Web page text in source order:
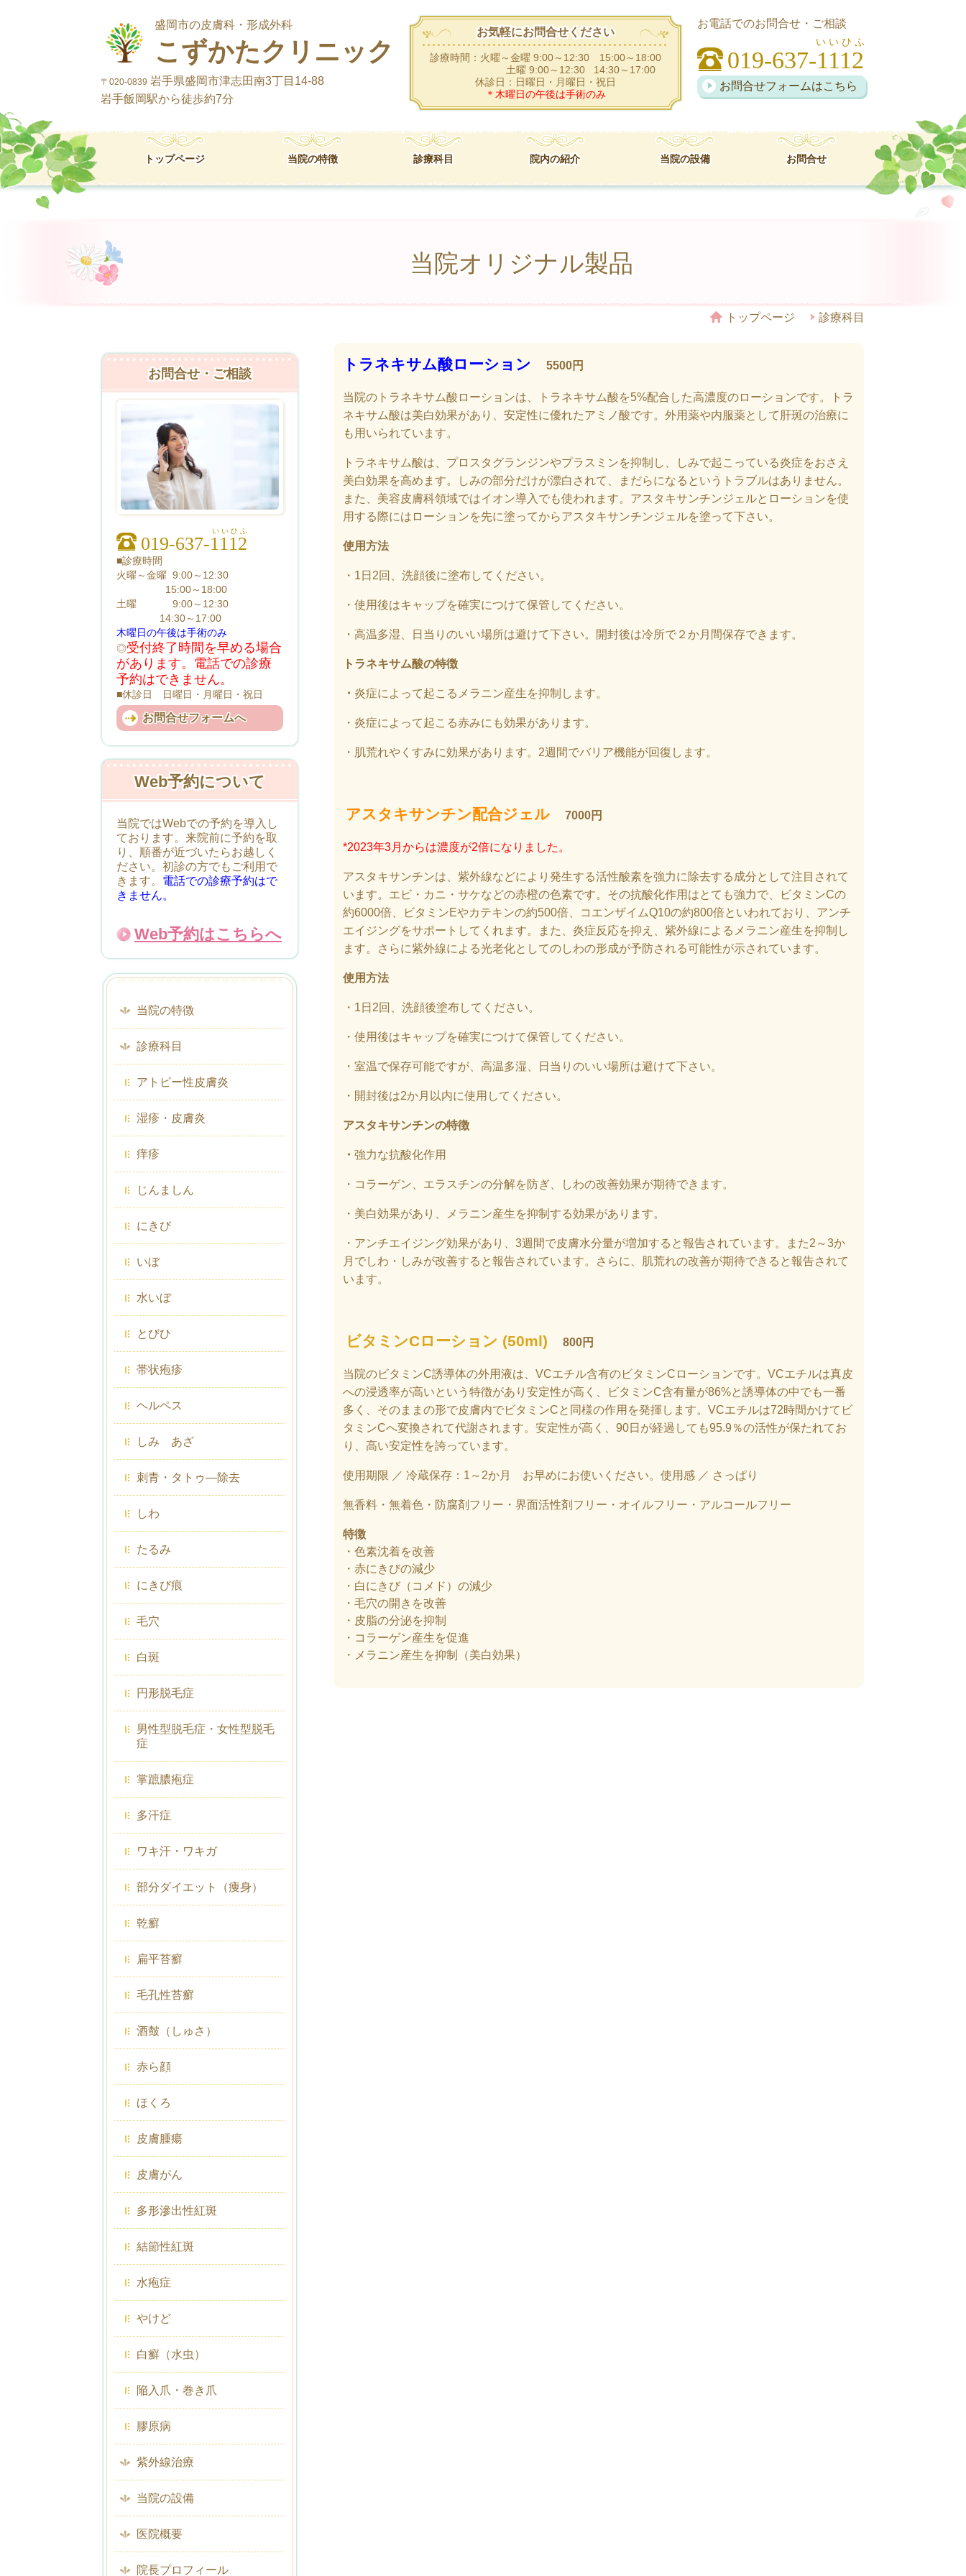
盛岡市の皮膚科・形成外科
こずかたクリニック
〒020-0839 岩手県盛岡市津志田南3丁目14-88
岩手飯岡駅から徒歩約7分
お気軽にお問合せください
診療時間：火曜～金曜 9:00～12:30 15:00～18:00
土曜 9:00～12:30 14:30～17:00
休診日：日曜日・月曜日・祝日
＊木曜日の午後は手術のみ
お電話でのお問合せ・ご相談
い い ひ ふ
019-637-1112
お問合せフォームはこちら
トップページ 当院の特徴 診療科目 院内の紹介 当院の設備 お問合せ
当院オリジナル製品
トップページ 診療科目
トラネキサム酸ローション 5500円
当院のトラネキサム酸ローションは、トラネキサム酸を5%配合した高濃度のローションです。トラ
ネキサム酸は美白効果があり、安定性に優れたアミノ酸です。外用薬や内服薬として肝斑の治療に
も用いられています。
トラネキサム酸は、プロスタグランジンやプラスミンを抑制し、しみで起こっている炎症をおさえ
美白効果を高めます。しみの部分だけが漂白されて、まだらになるというトラブルはありません。
また、美容皮膚科領域ではイオン導入でも使われます。アスタキサンチンジェルとローションを使
用する際にはローションを先に塗ってからアスタキサンチンジェルを塗って下さい。
使用方法
・ 1 日 2回、洗顔後に塗布してください。
・使用後はキャップを確実につけて保管してください。
・高温多湿、日当りのいい場所は避けて下さい。開封後は冷所で２か月間保存できます。
トラネキサム酸の特徴
・ 炎症によって起こるメラニン産生を抑制します。
・炎症によって起こる赤みにも効果があります。
・肌荒れやくすみに効果があります。2週間でバリア機能が回復します。
アスタキサンチン配合ジェル 7000円
*2023年3月からは濃度が2倍になりました。
アスタキサンチンは、紫外線などにより発生する活性酸素を強力に除去する成分として注目されて
います。エビ・カニ・サケなどの赤橙の色素です。その抗酸化作用はとても強力で、ビタミンCの
約6000倍、ビタミンEやカテキンの約500倍、コエンザイムQ10の約800倍といわれており、アンチ
エイジングをサポートしてくれます。また、炎症反応を抑え、紫外線によるメラニン産生を抑制し
ます。さらに紫外線による光老化としてのしわの形成が予防される可能性が示されています。
使用方法
・ 1 日 2回、洗顔後塗布してください。
・使用後はキャップを確実につけて保管してください。
・室温で保存可能ですが、高温多湿、日当りのいい場所は避けて下さい。
・開封後は2か月以内に使用してください。
アスタキサンチンの特徴
・ 強力な抗酸化作用
・コラーゲン、エラスチンの分解を防ぎ、しわの改善効果が期待できます。
・美白効果があり、メラニン産生を抑制する効果があります。
・アンチエイジング効果があり、3週間で皮膚水分量が増加すると報告されています。また2～3か
月でしわ・しみが改善すると報告されています。さらに、肌荒れの改善が期待できると報告されて
います。
ビタミンCローション (50ml) 800円
当院のビタミンC誘導体の外用液は、VCエチル含有のビタミンCローションです。VCエチルは真皮
への浸透率が高いという特徴があり安定性が高く、
ビタミンC含有量が86%と誘導体の中でも一番
多く、そのままの形で皮膚内でビタミンCと同様の作用を発揮します。VCエチルは72時間かけてビ
タミンCへ変換されて代謝されます。安定性が高く、90日が経過しても95.9％の活性が保たれてお
り、高い安定性を誇っています。
使用期限 ／ 冷蔵保存：1～2か月 お早めにお使いください。 使用感 ／ さっぱり
無香料・無着色・防腐剤フリー・界面活性剤フリー・オイルフリー・アルコールフリー
特徴
・色素沈着を改善
・赤にきびの減少
・白にきび（コメド）の減少
・毛穴の開きを改善
・皮脂の分泌を抑制
・コラーゲン産生を促進
・メラニン産生を抑制（美白効果）
お問合せ・ご相談
い い ひ ふ
019-637-1112
■診療時間
火曜～金曜 9:00～12:30
15:00～18:00
土曜 9:00～12:30
14:30～17:00
木曜日の午後は手術のみ
◎受付終了時間を早める場合
があります。電話での診療
予約はできません。
■休診日 日曜日・月曜日・祝日
お問合せフォームへ
Web予約について
当院ではWebでの予約を導入し
ております。来院前に予約を取
り、順番が近づいたらお越しく
ださい。初診の方でもご利用で
きます。 電話での診療予約はで
きません。
Web予約はこちらへ
当院の特徴
診療科目
アトピー性皮膚炎
湿疹・皮膚炎
痒疹
じんましん
にきび
いぼ
水いぼ
とびひ
帯状疱疹
ヘルペス
しみ あざ
刺青・タトゥ―除去
しわ
たるみ
にきび痕
毛穴
白斑
円形脱毛症
男性型脱毛症・女性型脱毛
症
掌蹠膿疱症
多汗症
ワキ汗・ワキガ
部分ダイエット（痩身）
乾癬
扁平苔癬
毛孔性苔癬
酒皶（しゅさ）
赤ら顔
ほくろ
皮膚腫瘍
皮膚がん
多形滲出性紅斑
結節性紅斑
水疱症
やけど
白癬（水虫）
陥入爪・巻き爪
膠原病
紫外線治療
当院の設備
医院概要
院長プロフィール